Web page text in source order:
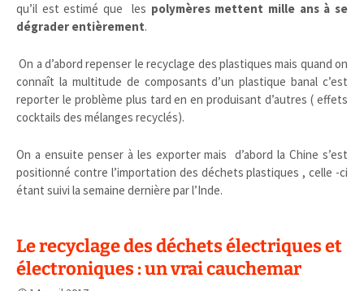
qu’il est estimé que les polymères mettent mille ans à se
dégrader entièrement.
On a d’abord repenser le recyclage des plastiques mais quand on
connaît la multitude de composants d’un plastique banal c’est
reporter le problème plus tard en en produisant d’autres ( effets
cocktails des mélanges recyclés).
On a ensuite penser à les exporter mais d’abord la Chine s’est
positionné contre l’importation des déchets plastiques , celle -ci
étant suivi la semaine dernière par l’Inde.
Le recyclage des déchets électriques et
électroniques : un vrai cauchemar